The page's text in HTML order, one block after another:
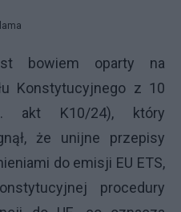
bowiem oparty na
Konstytucyjnego z 10
akt K10/24), który
że unijne przepisy
do emisji EU ETS,
procedury